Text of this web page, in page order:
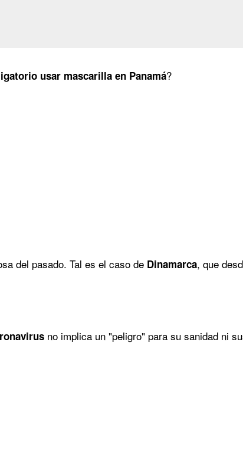
usar mascarilla en Panamá?
del pasado. Tal es el caso de Dinamarca, que
no implica un "peligro" para su sanidad ni